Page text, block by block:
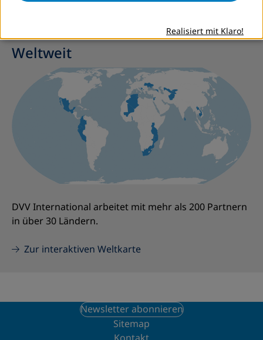
Weltweit
DVV International arbeitet mit mehr als 200 Partnern
in über 30 Ländern.
Zur interaktiven Weltkarte
Newsletter abonnieren
Sitemap
Realisiert mit Klaro!